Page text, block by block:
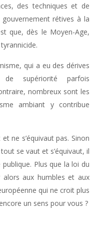
des techniques et de
rétives à la
que, dès le Moyen-Age,
qui a eu des dérives
supériorité parfois
nombreux sont les
ambiant y contribue
ne s’équivaut pas. Sinon
se vaut et s’équivaut, il
Plus que la loi du
aux humbles et aux
qui ne croit plus
un sens pour vous ?